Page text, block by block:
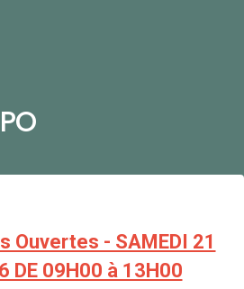
Ouvertes - SAMEDI 21
DE 09H00 à 13H00